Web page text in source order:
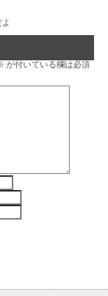
が付いている欄は必須